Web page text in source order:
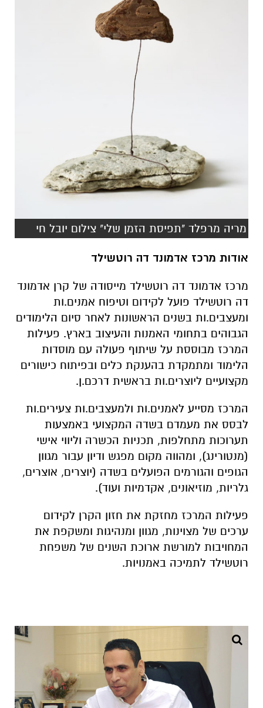
מריה מרפלד "תפיסת הזמן שלי" צילום יובל חי
אודות מרכז אדמונד דה רוטשילד
מרכז אדמונד דה רוטשילד מייסודה של קרן אדמונד
דה רוטשילד פועל לקידום וטיפוח אמנים.ות
ומעצבים.ות בשנים הראשונות לאחר סיום הלימודים
הגבוהים בתחומי האמנות והעיצוב בארץ. פעילות
המרכז מבוססת על שיתוף פעולה עם מוסדות
הלימוד ומתמקדת בהענקת כלים ובפיתוח כישורים
מקצועיים ליוצרים.ות בראשית דרכם.ן.
המרכז מסייע לאמנים.ות ולמעצבים.ות צעירים.ות
לבסס את מעמדם בשדה המקצועי באמצעות
תערוכות מתחלפות, תכניות הכשרה וליווי אישי
(מנטורינג), ומהווה מקום מפגש ודיון עבור מגוון
הגופים והגורמים הפועלים בשדה (יוצרים, אוצרים,
גלריות, מוזיאונים, אקדמיות ועוד).
פעילות המרכז מחזקת את חזון הקרן לקידום
ערכים של מצוינות, מגוון ומנהיגות ומשקפת את
המחויבות למורשת ארוכת השנים של משפחת
רוטשילד לתמיכה באמנויות.